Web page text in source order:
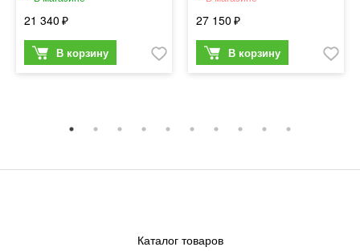
21 340 27 150
Каталог товаров